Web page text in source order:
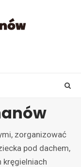
zorganizować
pod dachem,
kręgielniach